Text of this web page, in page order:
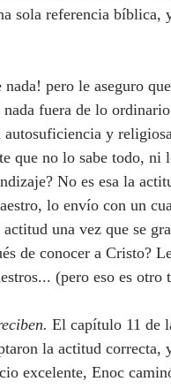
sola referencia bíblica,
fuera de lo ordinario
autosuficiencia y
que no lo sabe todo, ni
No es esa la
lo envío con un
una vez que se
de conocer a Cristo?
(pero eso es otro
El capítulo 11 de
la actitud correcta,
excelente, Enoc